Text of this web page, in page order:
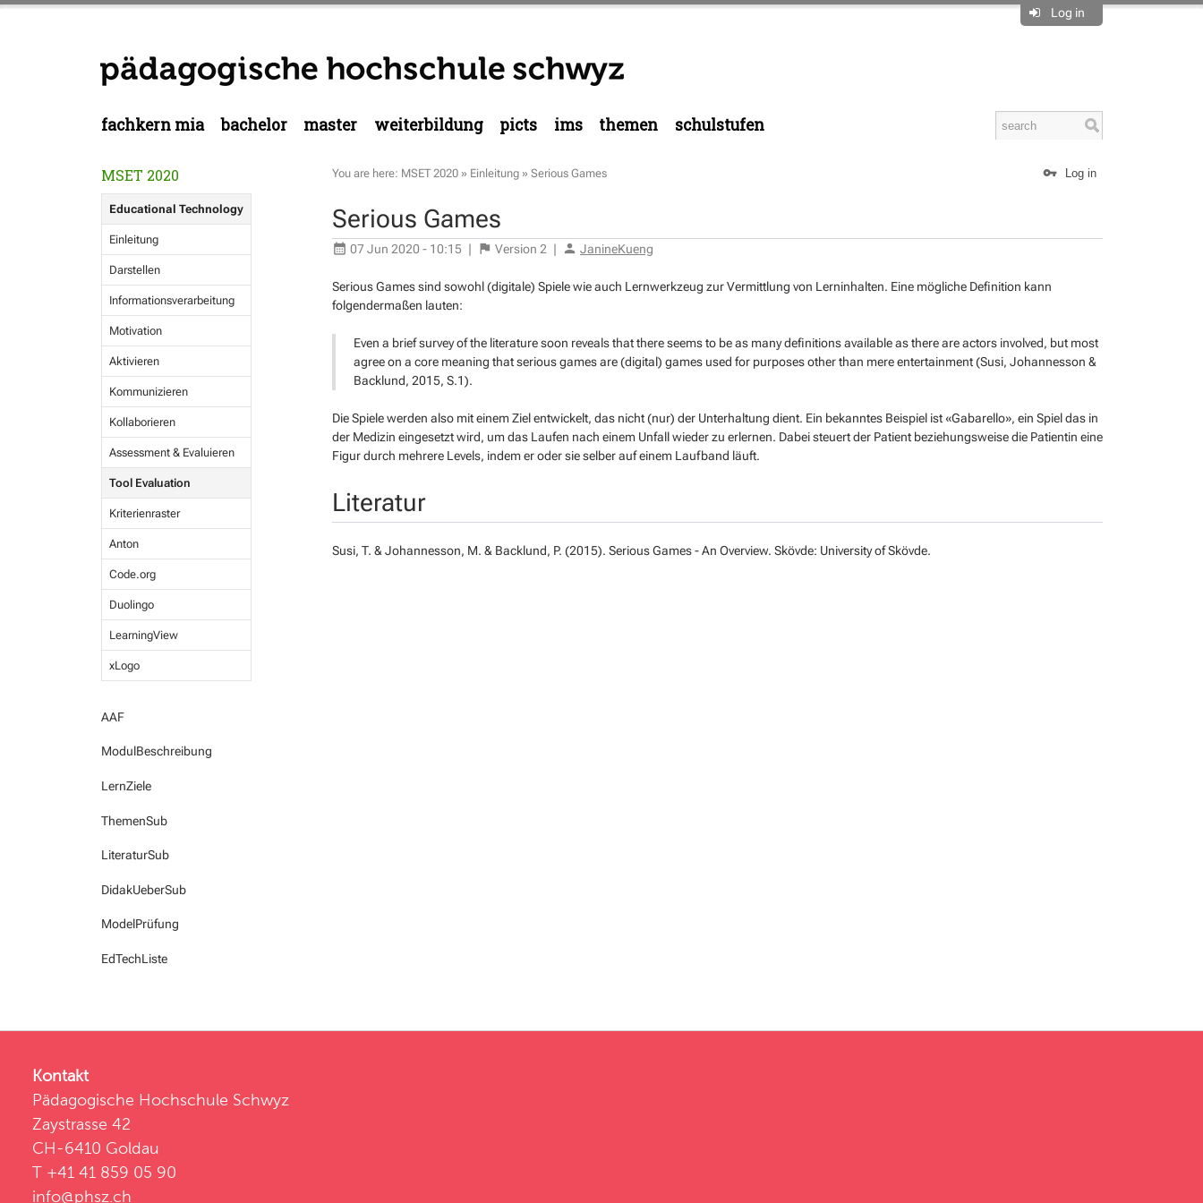
Log in
fachkern mia bachelor master weiterbildung picts ims themen schulstufen
MSET 2020
Educational Technology
Einleitung
Darstellen
Informationsverarbeitung
Motivation
Aktivieren
Kommunizieren
Kollaborieren
Assessment & Evaluieren
Tool Evaluation
Kriterienraster
Anton
Code.org
Duolingo
LearningView
xLogo
AAF
ModulBeschreibung
LernZiele
ThemenSub
LiteraturSub
DidakUeberSub
ModelPrüfung
EdTechListe
Log in
You are here: MSET 2020 » Einleitung » Serious Games
Serious Games
07 Jun 2020 - 10:15 | Version 2 | JanineKueng
Serious Games sind sowohl (digitale) Spiele wie auch Lernwerkzeug zur Vermittlung von Lerninhalten. Eine mögliche Definition kann
folgendermaßen lauten:
Even a brief survey of the literature soon reveals that there seems to be as many definitions available as there are actors involved, but most
agree on a core meaning that serious games are (digital) games used for purposes other than mere entertainment (Susi, Johannesson &
Backlund, 2015, S.1).
Die Spiele werden also mit einem Ziel entwickelt, das nicht (nur) der Unterhaltung dient. Ein bekanntes Beispiel ist «Gabarello», ein Spiel das in
der Medizin eingesetzt wird, um das Laufen nach einem Unfall wieder zu erlernen. Dabei steuert der Patient beziehungsweise die Patientin eine
Figur durch mehrere Levels, indem er oder sie selber auf einem Laufband läuft.
Literatur
Susi, T. & Johannesson, M. & Backlund, P. (2015). Serious Games - An Overview. Skövde: University of Skövde.
Kontakt
Pädagogische Hochschule Schwyz
Zaystrasse 42
CH-6410 Goldau
T +41 41 859 05 90
info@phsz.ch